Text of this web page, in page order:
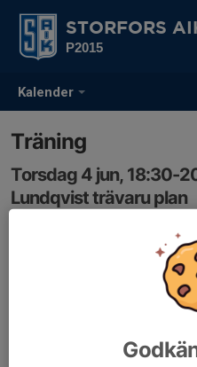
Kalender
STORFORS
P2015
Träning
Torsdag 4 jun, 18:30-
Lundqvist trävaru plan